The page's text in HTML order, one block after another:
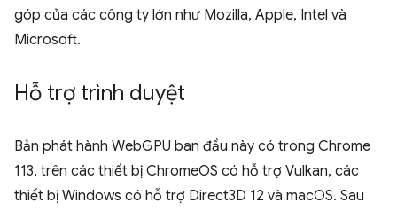
góp của các công ty lớn như Mozilla, Apple, Intel và
Microsoft.
Hỗ trợ trình duyệt
Bản phát hành WebGPU ban đầu này có trong Chrome
113, trên các thiết bị ChromeOS có hỗ trợ Vulkan, các
thiết bị Windows có hỗ trợ Direct3D 12 và macOS. Sau